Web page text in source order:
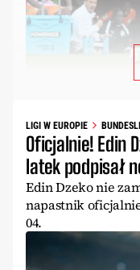
LIGI W EUROPIE
Oficjalnie! Edin
latek podpisał
Edin Dzeko nie
napastnik
04.